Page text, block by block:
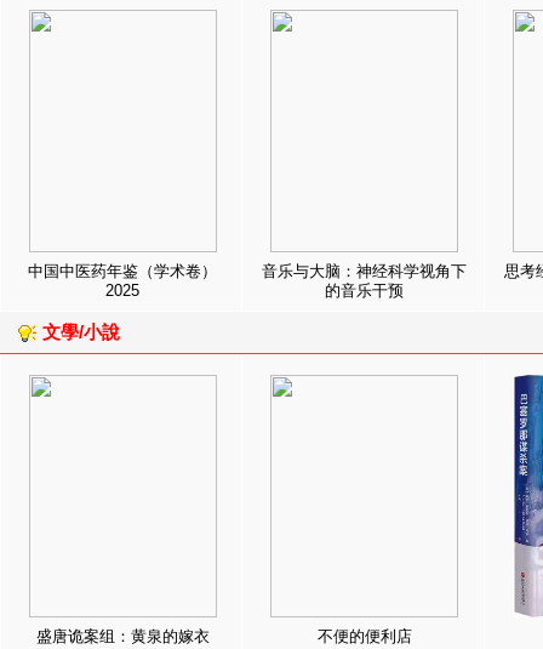
中国中医药年鉴（学术卷）
2025
音乐与大脑：神经科学视角下
的音乐干预
思考
文學/小說
盛唐诡案组：黄泉的嫁衣 不便的便利店